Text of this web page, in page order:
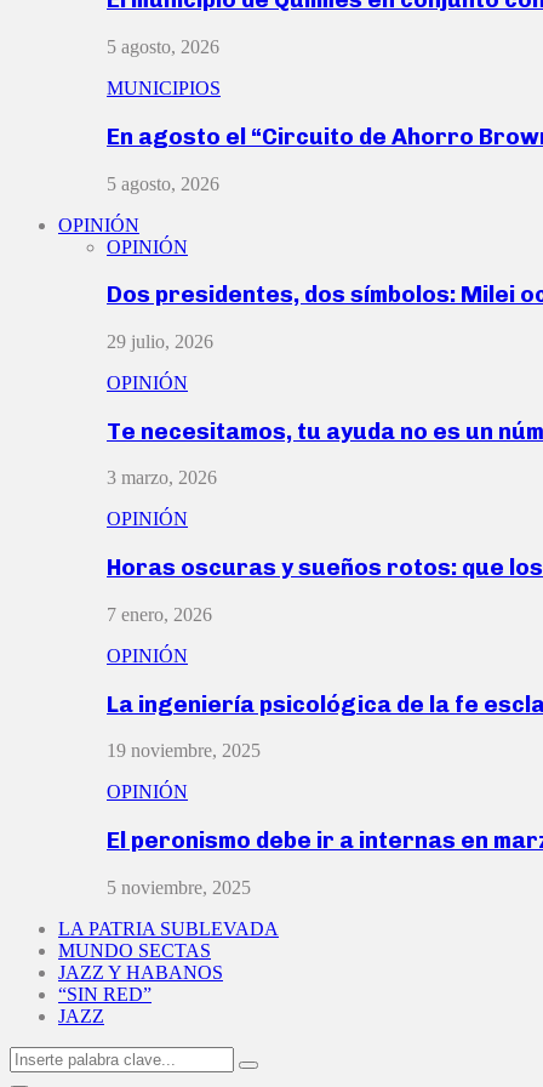
5 agosto, 2026
MUNICIPIOS
En agosto el “Circuito de Ahorro
5 agosto, 2026
OPINIÓN
OPINIÓN
Dos presidentes, dos símbolos: Milei
29 julio, 2026
OPINIÓN
Te necesitamos, tu ayuda no es un
3 marzo, 2026
OPINIÓN
Horas oscuras y sueños rotos: que
7 enero, 2026
OPINIÓN
La ingeniería psicológica de la fe
19 noviembre, 2025
OPINIÓN
El peronismo debe ir a internas en
5 noviembre, 2025
LA PATRIA SUBLEVADA
MUNDO SECTAS
JAZZ Y HABANOS
“SIN RED”
JAZZ
Search
for:
Search